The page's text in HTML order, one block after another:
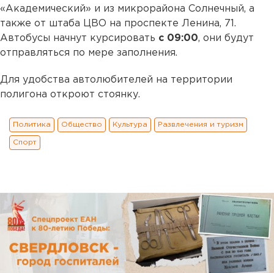
«Академический» и из микрорайона Солнечный, а
также от штаба ЦВО на проспекте Ленина, 71.
Автобусы начнут курсировать с 09:00, они будут
отправляться по мере заполнения.
Для удобства автолюбителей на территории
полигона откроют стоянку.
Политика Общество Культура Развлечения и туризм
Спорт